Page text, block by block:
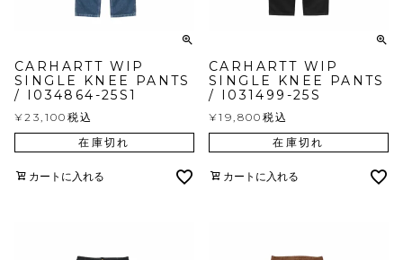
CARHARTT WIP
SINGLE KNEE PANTS
/ I034864-25S1
¥23,100 税込
在庫切れ
カートに入れる
CARHARTT WIP
SINGLE KNEE PANTS
/ I031499-25S
¥19,800 税込
在庫切れ
カートに入れる